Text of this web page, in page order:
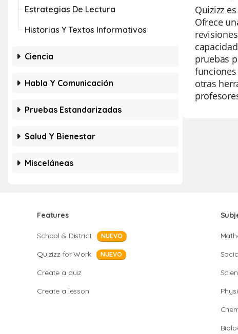
Estrategias De Lectura
Historias Y Textos Informativos
Ciencia
Habla Y Comunicación
Pruebas Estandarizadas
Salud Y Bienestar
Misceláneas
Quizizz
Ofrece
pruebas
otras
Features
School & District NUEVO
Quizizz for Work NUEVO
Create a quiz
Create a lesson